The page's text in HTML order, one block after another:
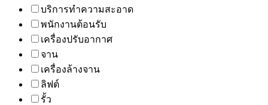
บริการทำความสะอาด
พนักงานต้อนรับ
เครื่องปรับอากาศ
จาน
เครื่องล้างจาน
ลิฟต์
รั้ว